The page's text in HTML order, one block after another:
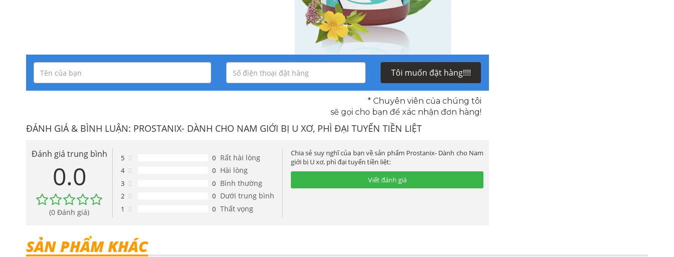
Tôi muốn đặt hàng!!!!
* Chuyên viên của chúng tôi
sẽ gọi cho bạn để xác nhận đơn hàng!
ĐÁNH GIÁ & BÌNH LUẬN: PROSTANIX- DÀNH CHO NAM GIỚI BỊ U XƠ, PHÌ ĐẠI TUYẾN TIỀN LIỆT
Đánh giá trung bình
0.0
(0 Đánh giá)
5 0 Rất hài lòng
4 0 Hài lòng
3 0 Bình thường
2 0 Dưới trung bình
1 0 Thất vọng
Chia sẻ suy nghĩ của bạn về sản phẩm Prostanix- Dành cho Nam
giới bị U xơ, phì đại tuyến tiền liệt:
Viết đánh giá
SẢN PHẨM KHÁC